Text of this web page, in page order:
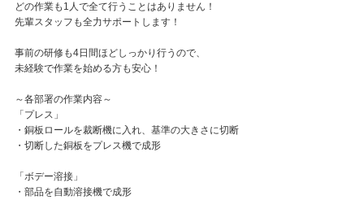
どの作業も1人で全て行うことはありません！
先輩スタッフも全力サポートします！
事前の研修も4日間ほどしっかり行うので、
未経験で作業を始める方も安心！
～各部署の作業内容～
「プレス」
・銅板ロールを裁断機に入れ、基準の大きさに切断
・切断した銅板をプレス機で成形
「ボデー溶接」
・部品を自動溶接機で成形